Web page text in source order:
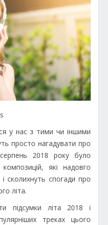
у нас з тими чи іншими
просто нагадувати про
2018 року було
які надовго
сколихнуть спогади про
літа.
підсумки літа 2018 і
треках цього